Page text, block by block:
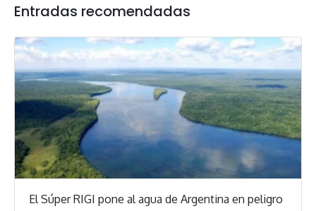
Entradas recomendadas
El Súper RIGI pone al agua de Argentina en peligro